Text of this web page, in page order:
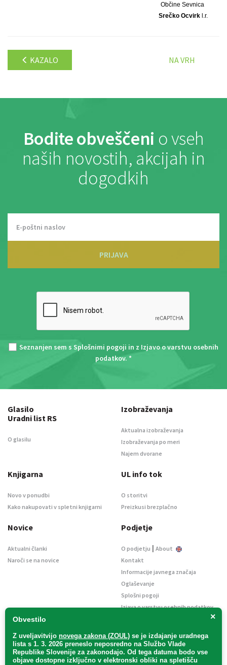
Občine Sevnica
Srečko Ocvirk l.r.
KAZALO NA VRH
Bodite obveščeni o vseh
naših novostih, akcijah in
dogodkih
PRIJAVA
Seznanjen sem s Splošnimi pogoji in z Izjavo o varstvu osebnih
podatkov. *
×
Obvestilo
Z uveljavitvijo novega zakona (ZOUL) se je izdajanje uradnega
lista s 1. 3. 2026 preneslo neposredno na Službo Vlade
Republike Slovenije za zakonodajo. Od tega datuma bodo vse
objave dostopne izključno v elektronski obliki na spletišču
Glasilo
Uradni list RS
O glasilu
Izobraževanja
Aktualna izobraževanja
Izobraževanja po meri
Najem dvorane
Knjigarna
Novo v ponudbi
Kako nakupovati v spletni knjigarni
UL info tok
O storitvi
Preizkusi brezplačno
Novice
Aktualni članki
Naroči se na novice
Podjetje
O podjetju | About
Kontakt
Informacije javnega značaja
Oglaševanje
Splošni pogoji
Izjava o varstvu osebnih podatkov